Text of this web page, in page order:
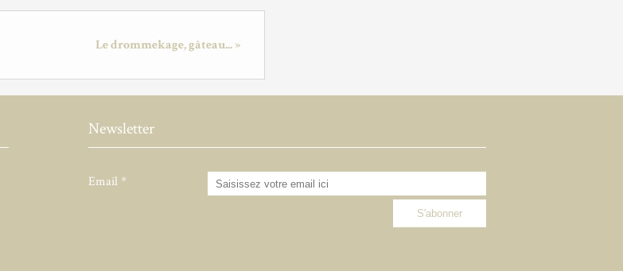
Le drommekage, gâteau... »
Newsletter
Email